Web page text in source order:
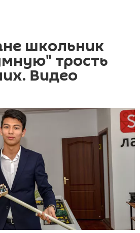
школьник
трость
Видео